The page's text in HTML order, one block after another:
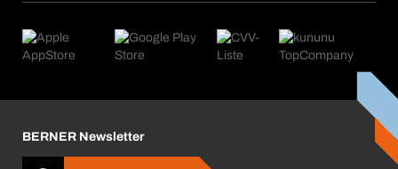
eProcurement
Produktfinder
Kataloge & Broschüren
Was uns antreibt
Presse
BERNER Newsletter